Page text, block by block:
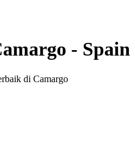
- Spain
di Camargo